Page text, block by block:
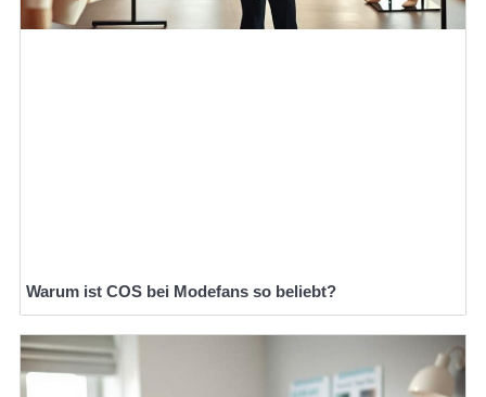
Warum ist COS bei Modefans so beliebt?